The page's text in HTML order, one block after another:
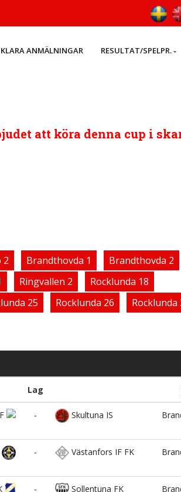
KLARA ANMÄLNINGAR RESULTAT/SPELPR.
att köra denna cup i
2 Brandthovda 1
Brandthovda 2
Ringvallen 2
Rocklunda 18
25 Rocklunda 26
Rocklunda
Lag
- Skultuna IS
- Västanfors IF FK
- Sollentuna FK